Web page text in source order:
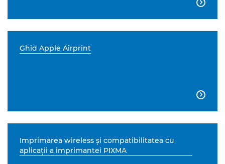

Ghid Apple Airprint

Imprimarea wireless şi compatibilitatea cu
aplicaţii a imprimantei PIXMA